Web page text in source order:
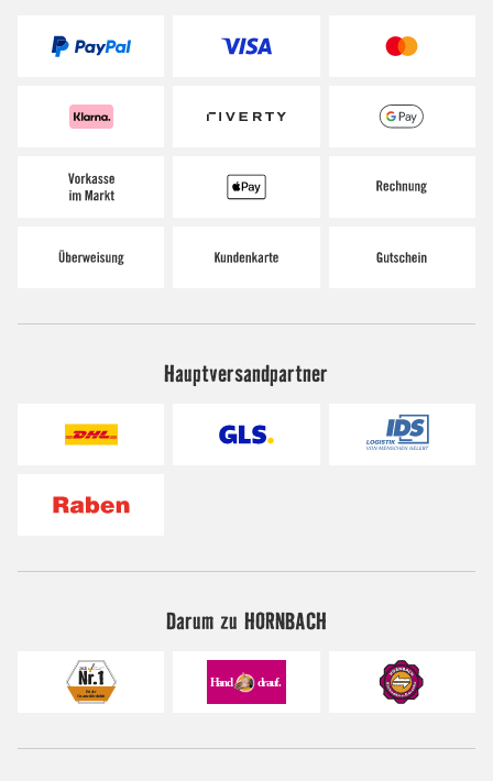
Hauptversandpartner
Darum zu HORNBACH